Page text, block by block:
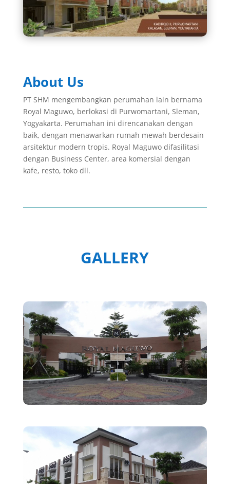
About Us
PT SHM mengembangkan perumahan lain bernama
Royal Maguwo, berlokasi di Purwomartani, Sleman,
Yogyakarta. Perumahan ini direncanakan dengan
baik, dengan menawarkan rumah mewah berdesain
arsitektur modern tropis. Royal Maguwo difasilitasi
dengan Business Center, area komersial dengan
kafe, resto, toko dll.
GALLERY